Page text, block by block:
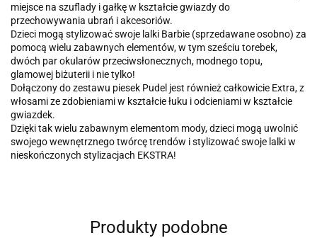
miejsce na szuflady i gałkę w kształcie gwiazdy do
przechowywania ubrań i akcesoriów.
Dzieci mogą stylizować swoje lalki Barbie (sprzedawane osobno) za
pomocą wielu zabawnych elementów, w tym sześciu torebek,
dwóch par okularów przeciwsłonecznych, modnego topu,
glamowej biżuterii i nie tylko!
Dołączony do zestawu piesek Pudel jest również całkowicie Extra, z
włosami ze zdobieniami w kształcie łuku i odcieniami w kształcie
gwiazdek.
Dzięki tak wielu zabawnym elementom mody, dzieci mogą uwolnić
swojego wewnętrznego twórcę trendów i stylizować swoje lalki w
nieskończonych stylizacjach EKSTRA!
Produkty podobne